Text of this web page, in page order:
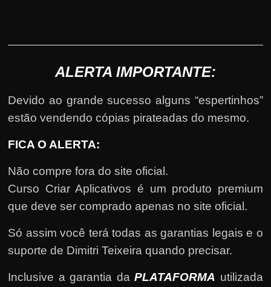
ALERTA IMPORTANTE:
Devido ao grande sucesso alguns “espertinhos”
estão vendendo cópias pirateadas do mesmo.
FICA O ALERTA:
Não compre fora do site oficial.
Curso Criar Aplicativos é um produto premium
que deve ser comprado apenas no site oficial.
Só assim você terá todas as garantias legais e o
suporte de Dimitri Teixeira quando precisar.
Inclusive a garantia daPLATAFORMA utilizada